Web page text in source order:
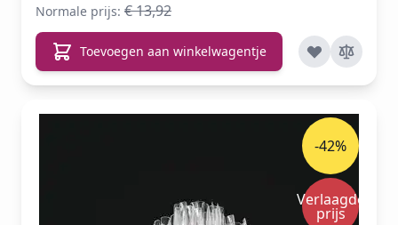
Normale prijs: € 13,92
Toevoegen aan winkelwagentje
-42%
Verlaagde
prijs